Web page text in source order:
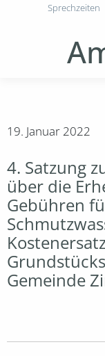
Sprechzeiten
19. Januar 2022
4. Satzung
über die
Gebühren
Gemeinde